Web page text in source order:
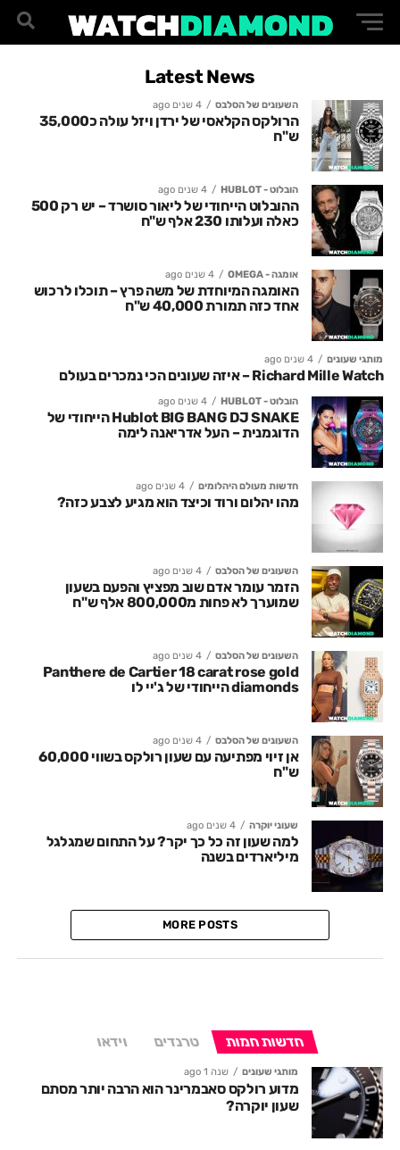
Latest News
השעונים של הסלבס 4 שנים ago
הרולקס הקלאסי של ירדן ויזל עולה כ35,000
ש"ח
הובלוט - HUBLOT 4 שנים ago
ההובלוט הייחודי של ליאור סושרד – יש רק 500
כאלה ועלותו 230 אלף ש"ח
אומגה - OMEGA 4 שנים ago
האומגה המיוחדת של משה פרץ – תוכלו לרכוש
אחד כזה תמורת 40,000 ש"ח
מותגי שעונים 4 שנים ago
Richard Mille Watch – איזה שעונים הכי נמכרים בעולם
הובלוט - HUBLOT 4 שנים ago
Hublot BIG BANG DJ SNAKE הייחודי של
הדוגמנית – העל אדריאנה לימה
חדשות מעולם היהלומים 4 שנים ago
מהו יהלום ורוד וכיצד הוא מגיע לצבע כזה?
השעונים של הסלבס 4 שנים ago
הזמר עומר אדם שוב מפציץ והפעם בשעון
שמוערך לא פחות מ800,000 אלף ש"ח
השעונים של הסלבס 4 שנים ago
Panthere de Cartier 18 carat rose gold
diamonds הייחודי של ג'יי לו
השעונים של הסלבס 4 שנים ago
אן זיוי מפתיעה עם שעון רולקס בשווי 60,000
ש"ח
שעוני יוקרה 4 שנים ago
למה שעון זה כל כך יקר? על התחום שמגלגל
מיליארדים בשנה
MORE POSTS
חדשות חמות טרנדים וידאו
מותגי שעונים שנה 1 ago
מדוע רולקס סאבמרינר הוא הרבה יותר מסתם
שעון יוקרה?